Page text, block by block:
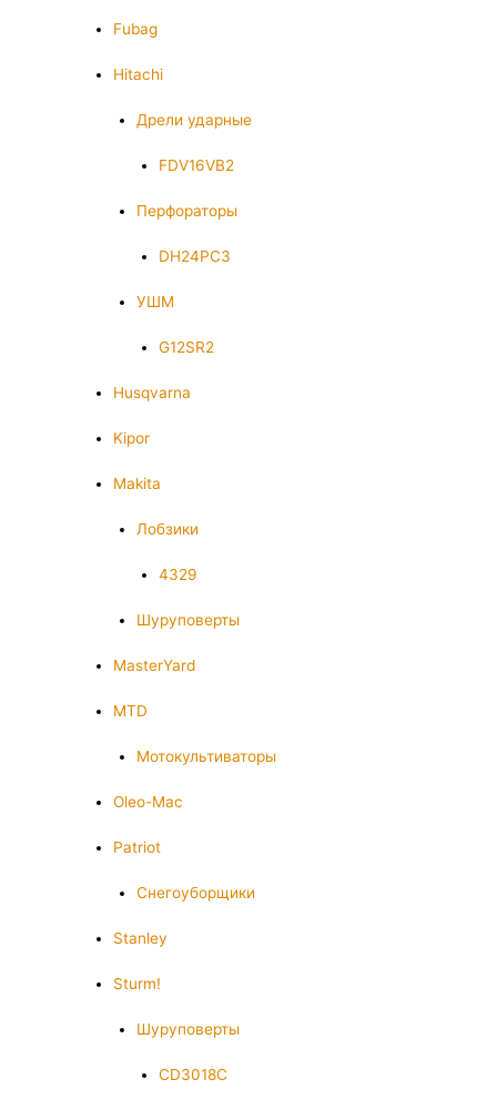
Fubag
Hitachi
Дрели ударные
FDV16VB2
Перфораторы
DH24PC3
УШМ
G12SR2
Husqvarna
Kipor
Makita
Лобзики
4329
Шуруповерты
MasterYard
MTD
Мотокультиваторы
Oleo-Mac
Patriot
Снегоуборщики
Stanley
Sturm!
Шуруповерты
CD3018C